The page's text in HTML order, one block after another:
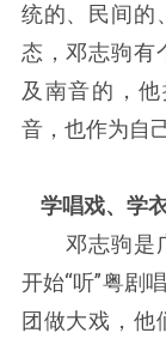
统的、民间的
态，邓志驹有
及南音的，
音，也作为自
学唱戏、学
邓志驹是广
开始“听”粤剧
团做大戏，他